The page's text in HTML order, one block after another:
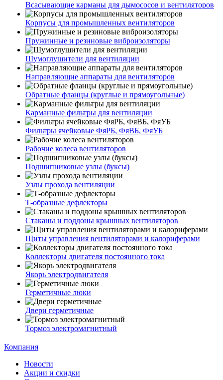
Всасывающие карманы для дымососов и вентиляторов
Корпусы для промышленных вентиляторов
Пружинные и резиновые виброизоляторы
Шумоглушители для вентиляции
Направляющие аппараты для вентиляторов
Обратные фланцы (круглые и прямоугольные)
Карманные фильтры для вентиляции
Фильтры ячейковые ФяРБ, ФяВБ, ФяУБ
Рабочие колеса вентиляторов
Подшипниковые узлы (буксы)
Узлы прохода вентиляции
Т-образные дефлекторы
Стаканы и поддоны крышных вентиляторов
Щиты управления вентиляторами и калориферами
Коллекторы двигателя постоянного тока
Якорь электродвигателя
Герметичные люки
Двери герметичные
Тормоз электромагнитный
Компания
Новости
Акции и скидки